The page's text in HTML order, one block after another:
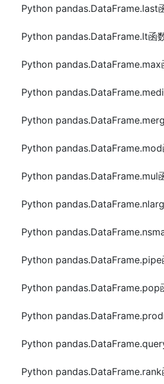
Python pandas.DataFrame.last
Python pandas.DataFrame.lt函
Python pandas.DataFrame.max
Python
Python
Python pandas.DataFrame.mod
Python pandas.DataFrame.mul
Python pandas.DataFrame.pipe
Python pandas.DataFrame.pop
Python
Python
Python pandas.DataFrame.rank